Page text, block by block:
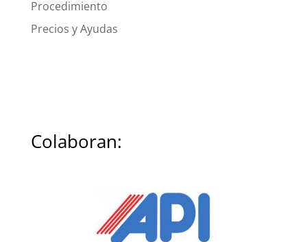
Procedimiento
Precios y Ayudas
Colaboran: